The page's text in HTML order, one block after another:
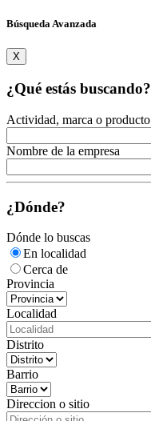
Búsqueda Avanzada
X
¿Qué estás buscando?
Actividad, marca o producto
Nombre de la empresa
¿Dónde?
Dónde lo buscas
En localidad
Cerca de
Provincia
Localidad
Distrito
Barrio
Direccion o sitio